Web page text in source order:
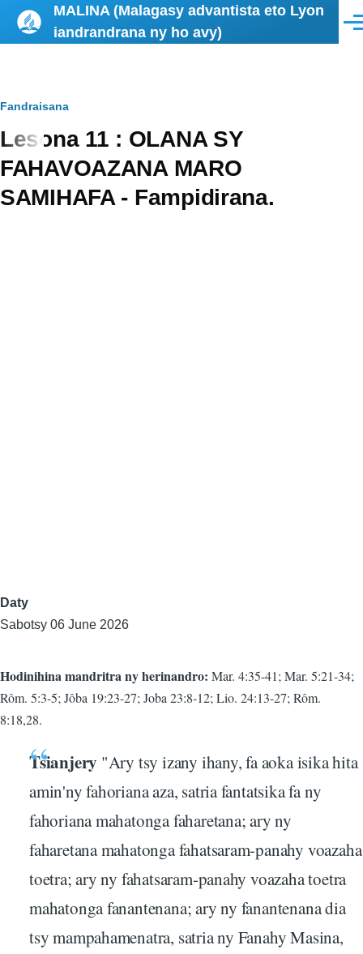
Skip to main content
MALINA (Malagasy advantista eto Lyon
iandrandrana ny ho avy)
Breadcrumb
Fandraisana
Lesona 11 : OLANA SY
FAHAVOAZANA MARO
SAMIHAFA - Fampidirana.
Daty
Sabotsy 06 June 2026
Hodinihina mandritra ny herinandro: Mar. 4:35-41; Mar. 5:21-34;
Rôm. 5:3-5; Jôba 19:23-27; Joba 23:8-12; Lio. 24:13-27; Rôm.
8:18,28.
Tsianjery "Ary tsy izany ihany, fa aoka isika hita
amin'ny fahoriana aza, satria fantatsika fa ny
fahoriana mahatonga faharetana; ary ny
faharetana mahatonga fahatsaram-panahy voazaha
toetra; ary ny fahatsaram-panahy voazaha toetra
mahatonga fanantenana; ary ny fanantenana dia
tsy mampahamenatra, satria ny Fanahy Masina,